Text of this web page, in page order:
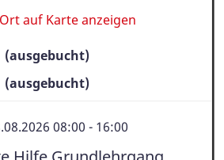
Ort auf Karte anzeigen
(ausgebucht)
(ausgebucht)
08:00 - 16:00